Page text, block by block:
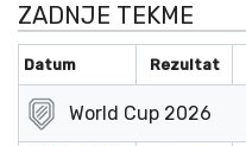
ZADNJE TEKME
Datum Rezultat
World Cup 2026